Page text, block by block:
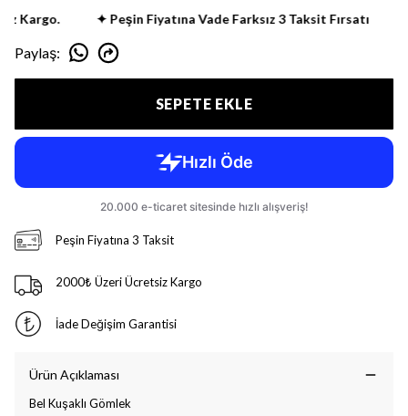
Kargo. ✦ Peşin Fiyatına Vade Farksız 3 Taksit Fırsatı
Paylaş:
SEPETE EKLE
Peşin Fiyatına 3 Taksit
2000₺ Üzeri Ücretsiz Kargo
İade Değişim Garantisi
Ürün Açıklaması
Bel Kuşaklı Gömlek